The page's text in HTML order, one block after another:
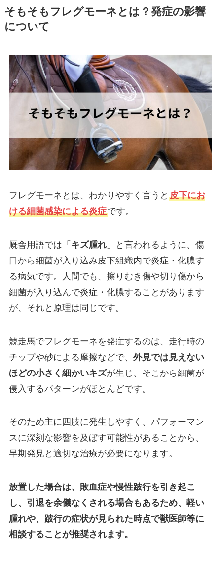
そもそもフレグモーネとは？発症の影響
について
フレグモーネとは、わかりやすく言うと 皮下にお
ける細菌感染による炎症です。
厩舎用語では「 キズ腫れ」と言われるように、傷
口から細菌が入り込み皮下組織内で炎症・化膿す
る病気です。人間でも、擦りむき傷や切り傷から
細菌が入り込んで炎症・化膿することがあります
が、それと原理は同じです。
競走馬でフレグモーネを発症するのは、走行時の
チップや砂による摩擦などで、 外見では見えない
ほどの小さく細かいキズが生じ、そこから細菌が
侵入するパターンがほとんどです。
そのため主に四肢に発生しやすく、パフォーマン
スに深刻な影響を及ぼす可能性があることから、
早期発見と適切な治療が必要になります。
放置した場合は、敗血症や慢性跛行を引き起こ
し、引退を余儀なくされる場合もあるため、軽い
腫れや、跛行の症状が見られた時点で獣医師等に
相談することが推奨されます。